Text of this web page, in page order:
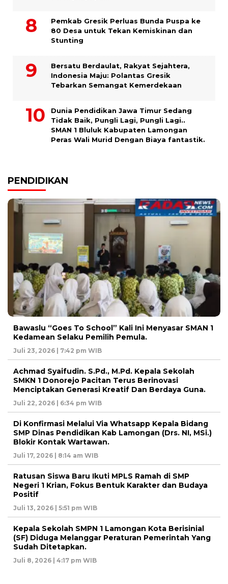
Pemkab Gresik Perluas Bunda Puspa ke
80 Desa untuk Tekan Kemiskinan dan
Stunting
Bersatu Berdaulat, Rakyat Sejahtera,
Indonesia Maju: Polantas Gresik
Tebarkan Semangat Kemerdekaan
Dunia Pendidikan Jawa Timur Sedang
Tidak Baik, Pungli Lagi, Pungli Lagi..
SMAN 1 Bluluk Kabupaten Lamongan
Peras Wali Murid Dengan Biaya fantastik.
PENDIDIKAN
Bawaslu “Goes To School” Kali Ini Menyasar SMAN 1
Kedamean Selaku Pemilih Pemula.
Juli 23, 2026 | 7:42 pm WIB
Achmad Syaifudin. S.Pd., M.Pd. Kepala Sekolah
SMKN 1 Donorejo Pacitan Terus Berinovasi
Menciptakan Generasi Kreatif Dan Berdaya Guna.
Juli 22, 2026 | 6:34 pm WIB
Di Konfirmasi Melalui Via Whatsapp Kepala Bidang
SMP Dinas Pendidikan Kab Lamongan (Drs. NI, MSi.)
Blokir Kontak Wartawan.
Juli 17, 2026 | 8:14 am WIB
Ratusan Siswa Baru Ikuti MPLS Ramah di SMP
Negeri 1 Krian, Fokus Bentuk Karakter dan Budaya
Positif
Juli 13, 2026 | 5:51 pm WIB
Kepala Sekolah SMPN 1 Lamongan Kota Berisinial
(SF) Diduga Melanggar Peraturan Pemerintah Yang
Sudah Ditetapkan.
Juli 8, 2026 | 4:17 pm WIB